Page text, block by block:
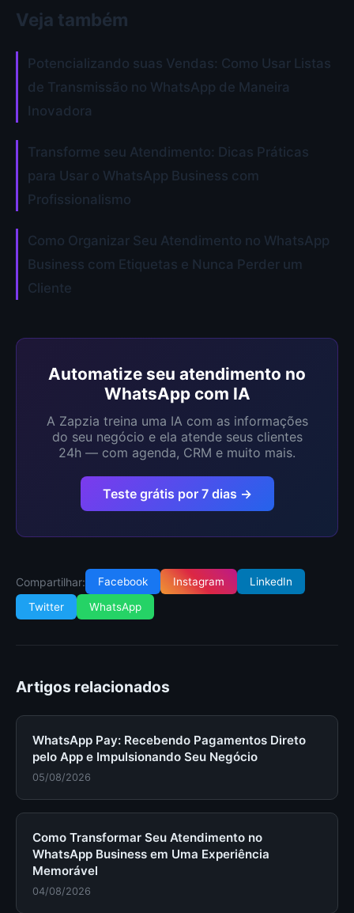
Veja também
Potencializando suas Vendas: Como Usar Listas
de Transmissão no WhatsApp de Maneira
Inovadora
Transforme seu Atendimento: Dicas Práticas
para Usar o WhatsApp Business com
Profissionalismo
Como Organizar Seu Atendimento no WhatsApp
Business com Etiquetas e Nunca Perder um
Cliente
Automatize seu atendimento no
WhatsApp com IA
A Zapzia treina uma IA com as informações
do seu negócio e ela atende seus clientes
24h — com agenda, CRM e muito mais.
Teste grátis por 7 dias →
Compartilhar: Facebook Instagram
LinkedIn
Twitter
WhatsApp
Artigos relacionados
WhatsApp Pay: Recebendo Pagamentos Direto
pelo App e Impulsionando Seu Negócio
05/08/2026
Como Transformar Seu Atendimento no
WhatsApp Business em Uma Experiência
Memorável
04/08/2026